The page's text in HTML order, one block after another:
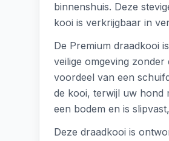
binnenshuis. Deze
kooi is verkrijgbaar in
De Premium draadkooi
veilige omgeving
voordeel van een
de kooi, terwijl uw hond
een bodem en is
Deze draadkooi is